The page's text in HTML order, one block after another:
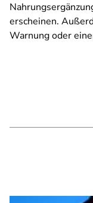
erscheinen.
Warnung oder